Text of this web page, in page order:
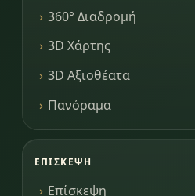
360° Διαδρομή
3D Χάρτης
3D Αξιοθέατα
Πανόραμα
ΕΠΊΣΚΕΨΗ
Επίσκεψη